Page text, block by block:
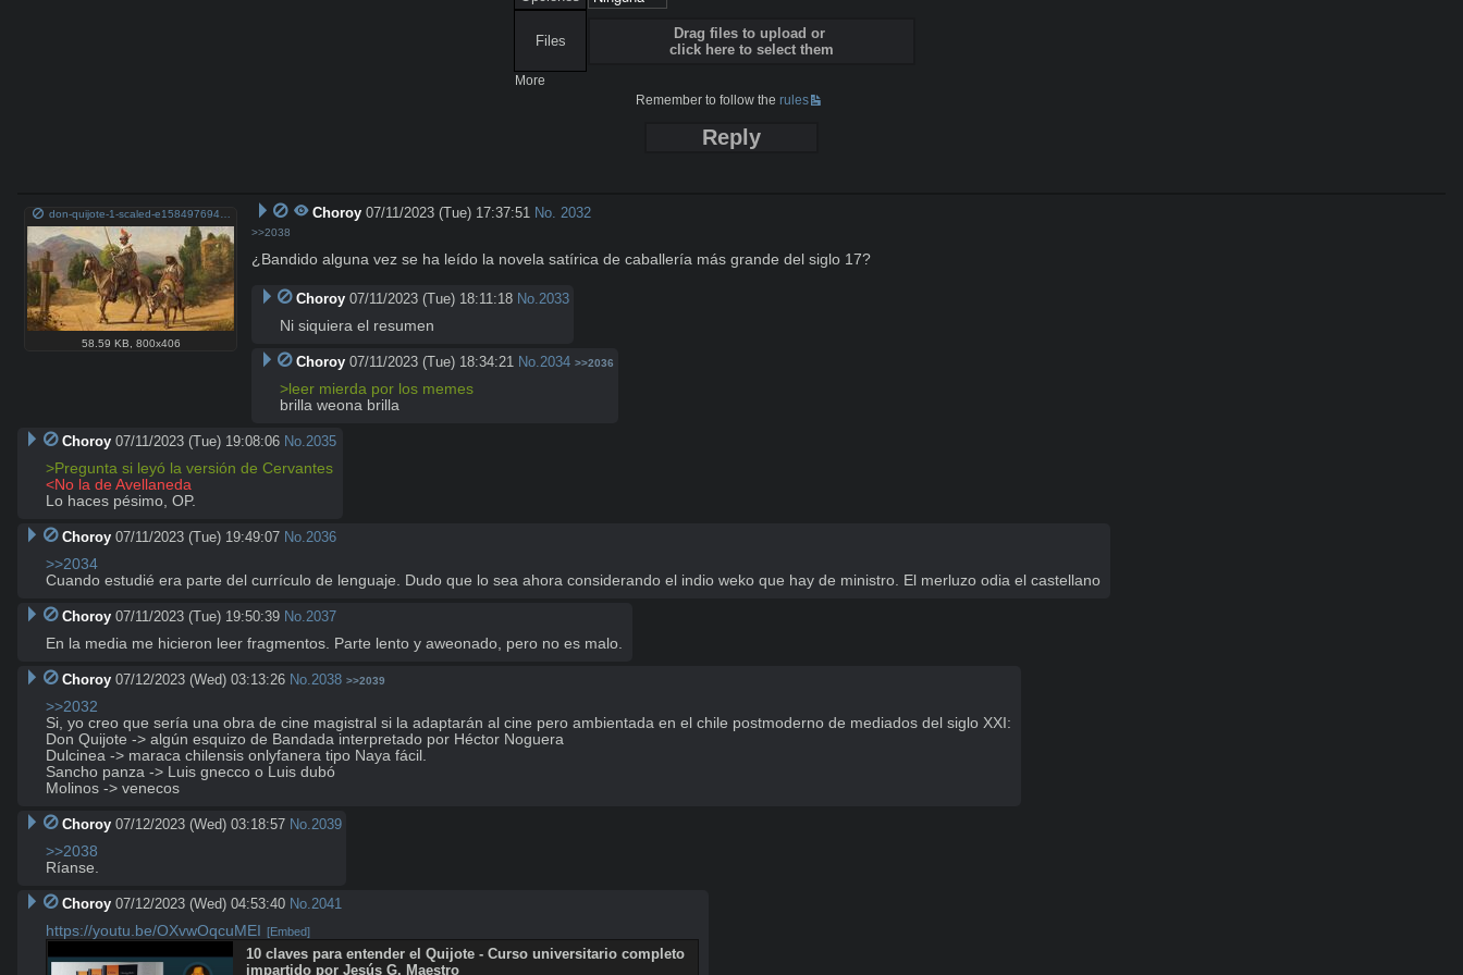
Files
Drag files to upload or
click here to select them
More
Remember to follow therules
Reply
58.59 KB 800x406
Choroy 07/11/2023 (Tue) 17:37:51 No. 2032
>>2038
¿Bandido alguna vez se ha leído la novela satírica de caballería más grande del siglo 17?
Choroy 07/11/2023 (Tue) 18:11:18 No. 2033
Ni siquiera el resumen
Choroy 07/11/2023 (Tue) 18:34:21 No. 2034 >>2036
>leer mierda por los memes
brilla weona brilla
Choroy 07/11/2023 (Tue) 19:08:06 No. 2035
>Pregunta si leyó la versión de Cervantes
<No la de Avellaneda
Lo haces pésimo, OP.
Choroy 07/11/2023 (Tue) 19:49:07 No. 2036
>>2034
Cuando estudié era parte del currículo de lenguaje. Dudo que lo sea ahora considerando el indio weko que hay de ministro. El merluzo odia el castellano
Choroy 07/11/2023 (Tue) 19:50:39 No. 2037
En la media me hicieron leer fragmentos. Parte lento y aweonado, pero no es malo.
Choroy 07/12/2023 (Wed) 03:13:26 No. 2038 >>2039
>>2032
Si, yo creo que sería una obra de cine magistral si la adaptarán al cine pero ambientada en el chile postmoderno de mediados del siglo XXI:
Don Quijote -> algún esquizo de Bandada interpretado por Héctor Noguera
Dulcinea -> maraca chilensis onlyfanera tipo Naya fácil.
Sancho panza -> Luis gnecco o Luis dubó
Molinos -> venecos
Choroy 07/12/2023 (Wed) 03:18:57 No. 2039
>>2038
Ríanse.
Choroy 07/12/2023 (Wed) 04:53:40 No. 2041
https://youtu.be/OXvwOqcuMEI [Embed]
10 claves para entender el Quijote - Curso universitario completo
impartido por Jesús G. Maestro